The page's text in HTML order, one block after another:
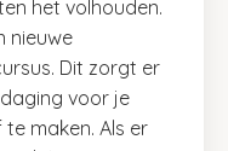
het volhouden.
nieuwe
Dit zorgt er
voor je
maken. Als er